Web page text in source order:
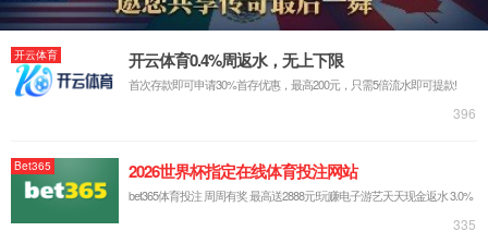
您访问的页面去别的星球了
秒后返回主页